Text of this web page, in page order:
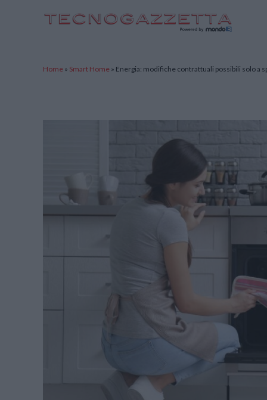
Home » Smart Home » Energia: modifiche contrattuali possibili solo a